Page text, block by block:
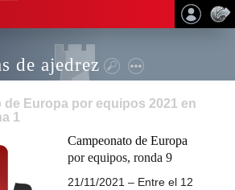
de ajedrez
Europa por equipos 2021 en
1
Campeonato de Europa
por equipos, ronda 9
21/11/2021 – Entre el 12